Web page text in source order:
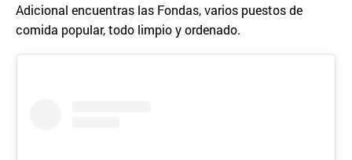
Adicional encuentras las Fondas, varios puestos de
comida popular, todo limpio y ordenado.